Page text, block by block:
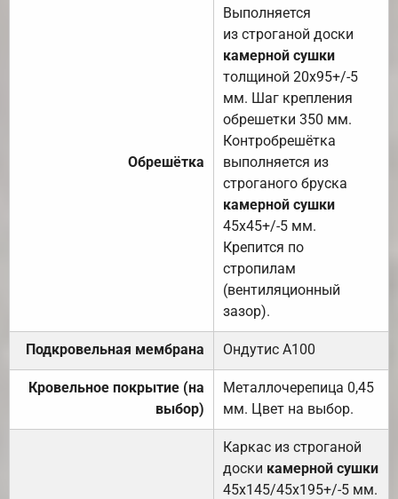
Обрешётка
Выполняется
из строганой доски
камерной сушки
толщиной 20х95+/-5
мм. Шаг крепления
обрешетки 350 мм.
Контробрешётка
выполняется из
строганого бруска
камерной сушки
45х45+/-5 мм.
Крепится по
стропилам
(вентиляционный
зазор).
Подкровельная мембрана Ондутис А100
Кровельное покрытие (на
выбор)
Металлочерепица 0,45
мм. Цвет на выбор.
Каркас из строганой
доски камерной сушки
45х145/45х195+/-5 мм.